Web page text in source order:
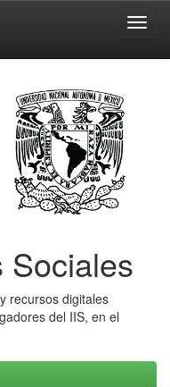
Sociales
recursos digitales
del IIS, en el